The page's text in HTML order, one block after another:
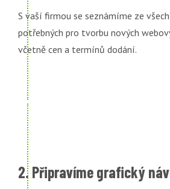
S vaší firmou se seznámíme ze
potřebných pro tvorbu nových
včetně cen a termínů dodání.
2. Připravíme grafický